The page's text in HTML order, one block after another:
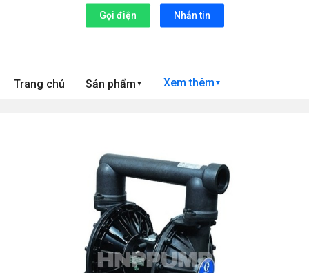
Gọi điện Nhắn tin
Trang chủ Sản phẩm ▼ Xem thêm ▼